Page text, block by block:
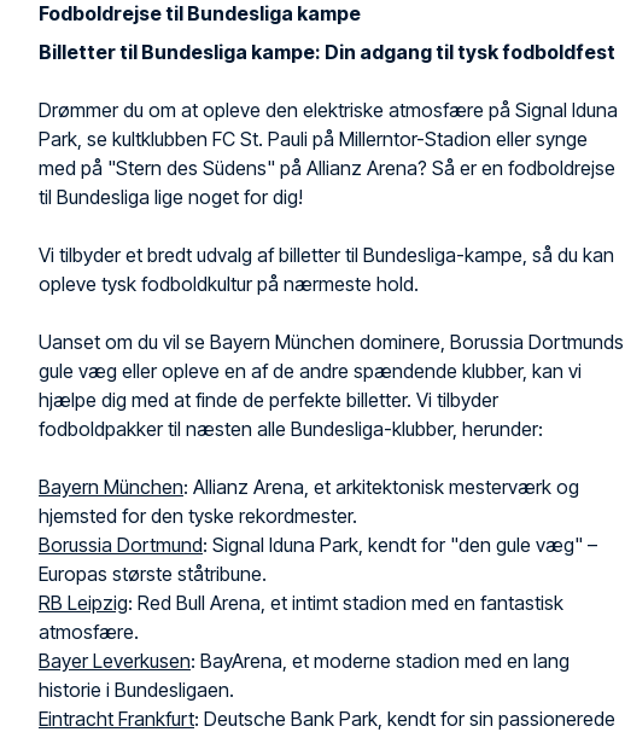
Fodboldrejse til Bundesliga kampe
Billetter til Bundesliga kampe: Din adgang til tysk fodboldfest
Drømmer du om at opleve den elektriske atmosfære på Signal Iduna
Park, se kultklubben FC St. Pauli på Millerntor-Stadion eller synge
med på "Stern des Südens" på Allianz Arena? Så er en fodboldrejse
til Bundesliga lige noget for dig!
Vi tilbyder et bredt udvalg af billetter til Bundesliga-kampe, så du kan
opleve tysk fodboldkultur på nærmeste hold.
Uanset om du vil se Bayern München dominere, Borussia Dortmunds
gule væg eller opleve en af de andre spændende klubber, kan vi
hjælpe dig med at finde de perfekte billetter. Vi tilbyder
fodboldpakker til næsten alle Bundesliga-klubber, herunder:
Bayern München: Allianz Arena, et arkitektonisk mesterværk og
hjemsted for den tyske rekordmester.
Borussia Dortmund: Signal Iduna Park, kendt for "den gule væg" –
Europas største ståtribune.
RB Leipzig: Red Bull Arena, et intimt stadion med en fantastisk
atmosfære.
Bayer Leverkusen: BayArena, et moderne stadion med en lang
historie i Bundesligaen.
Eintracht Frankfurt: Deutsche Bank Park, kendt for sin passionerede